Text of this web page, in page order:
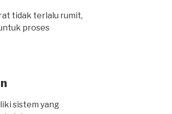
tidak terlalu rumit,
proses
sistem yang